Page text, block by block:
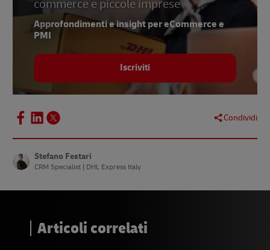
commerce e piccole imprese
Approfondimenti e insight per eCommerce e
PMI
Iscriviti
Condividi
Stefano Festari
CRM Specialist | DHL Express Italy
Articoli correlati